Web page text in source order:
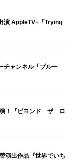
演 AppleTV+「Trying
チャンネル「ブルー
演！『ビヨンド ザ ロ
演出作品『世界でいち